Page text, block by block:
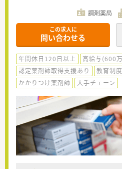
調剤薬局
この求人に
問い合わせる
年間休日120日以上
高給与(600
認定薬剤師取得支援あり
教育制
かかりつけ薬剤師
大手チェーン